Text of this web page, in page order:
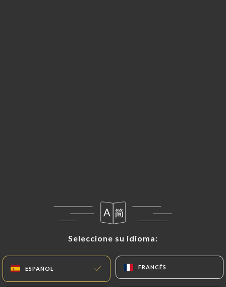
Seleccione su idioma:
ESPAÑOL FRANCÉS
Seleccione su idioma:
ESPAÑOL FRANCÉS